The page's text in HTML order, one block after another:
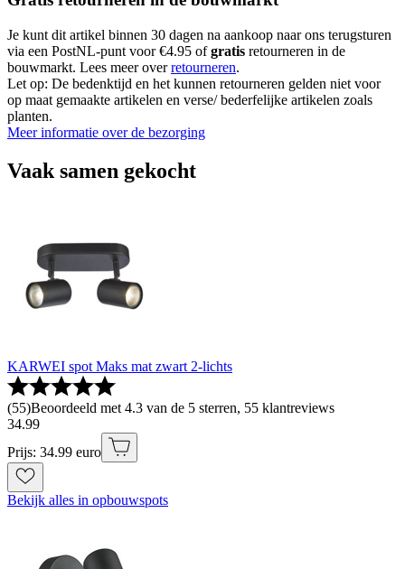
Je kunt dit artikel binnen 30 dagen na aankoop naar ons terugsturen
via een PostNL-punt voor €4.95 ofgratis retourneren in de
bouwmarkt. Lees meer overretourneren.
Let op: De bedenktijd en het kunnen retourneren gelden niet voor
op maat gemaakte artikelen en verse/ bederfelijke artikelen zoals
planten.
Meer informatie over de bezorging
Vaak samen gekocht
KARWEI spot Maks mat zwart 2-lichts
(55)Beoordeeld met 4.3 van de 5 sterren, 55 klantreviews
34.99
Prijs: 34.99 euro
Bekijk alles in opbouwspots